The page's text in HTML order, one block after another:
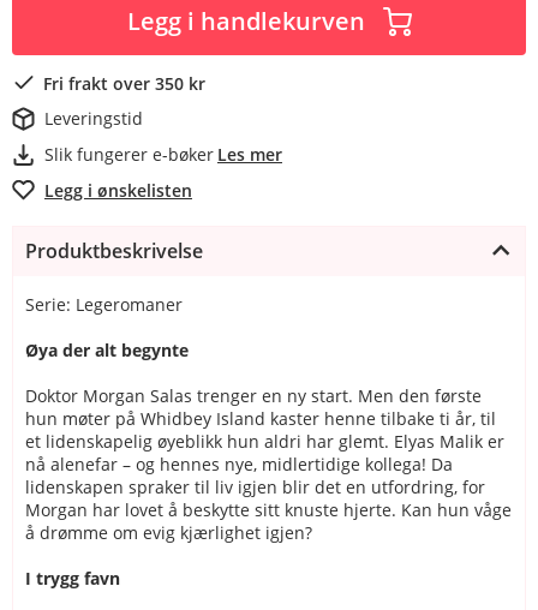
Legg i handlekurven
Fri frakt over 350 kr
Leveringstid
Slik fungerer e-bøker Les mer
Legg i ønskelisten
Produktbeskrivelse
Serie: Legeromaner
Øya der alt begynte
Doktor Morgan Salas trenger en ny start. Men den første
hun møter på Whidbey Island kaster henne tilbake ti år, til
et lidenskapelig øyeblikk hun aldri har glemt. Elyas Malik er
nå alenefar – og hennes nye, midlertidige kollega! Da
lidenskapen spraker til liv igjen blir det en utfordring, for
Morgan har lovet å beskytte sitt knuste hjerte. Kan hun våge
å drømme om evig kjærlighet igjen?
I trygg favn